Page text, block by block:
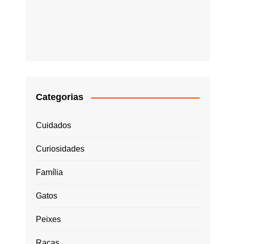
Categorias
Cuidados
Curiosidades
Família
Gatos
Peixes